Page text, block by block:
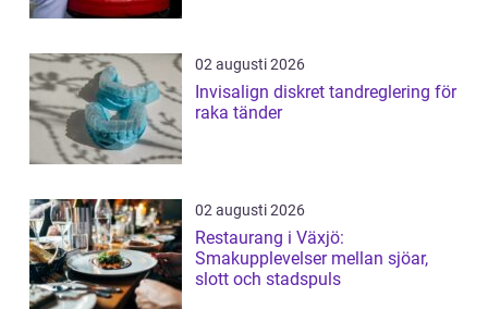
02 augusti 2026
Invisalign diskret tandreglering för
raka tänder
02 augusti 2026
Restaurang i Växjö:
Smakupplevelser mellan sjöar,
slott och stadspuls